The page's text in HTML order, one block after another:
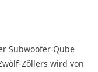
Subwoofer Qube
Zöllers wird von